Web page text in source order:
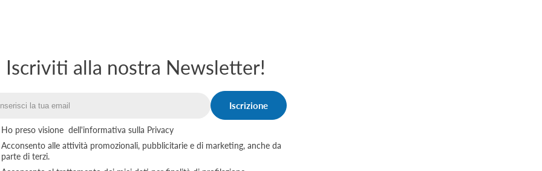
Iscriviti alla nostra Newsletter!
Iscrizione
Ho preso visione dell'informativa sulla Privacy
Acconsento alle attività promozionali, pubblicitarie e di marketing, anche da
parte di terzi.